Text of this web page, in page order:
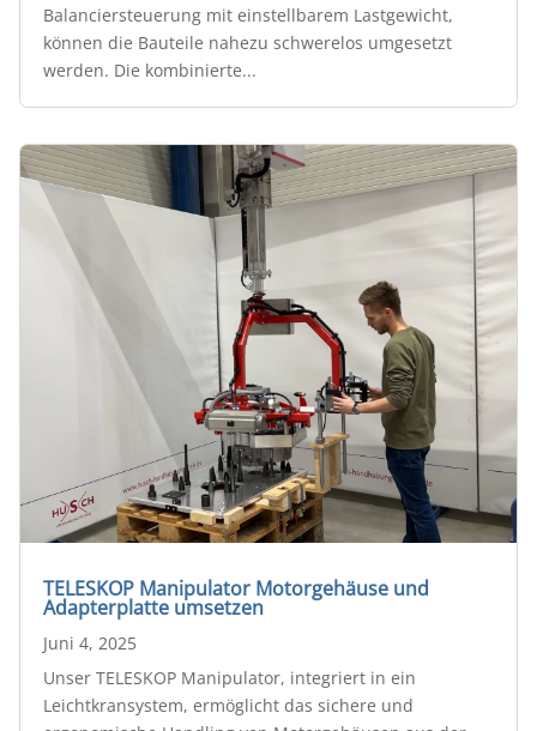
Balanciersteuerung mit einstellbarem Lastgewicht,
können die Bauteile nahezu schwerelos umgesetzt
werden. Die kombinierte...
TELESKOP Manipulator Motorgehäuse und
Adapterplatte umsetzen
Juni 4, 2025
Unser TELESKOP Manipulator, integriert in ein
Leichtkransystem, ermöglicht das sichere und